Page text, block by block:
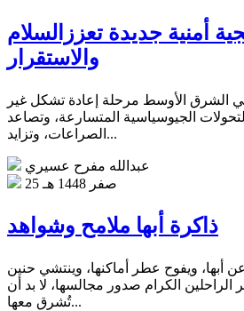
أمنية جديدة تعززالسلام
والاستقرار
الشرق الأوسط مرحلة إعادة تشكل غير
الجيوسياسية المتسارعة، وتصاعد
الصراعات، وتزايد...
عبدالله مفرح عسيري
25 صفر 1448 هـ
ذاكرة أبها ملامح وشواهد
أبها، ويفوح عطر أماكنها، وينتشي حنين
الراحلين الكرام صدور مجالسها، لا بد أن
تُشرق معها...